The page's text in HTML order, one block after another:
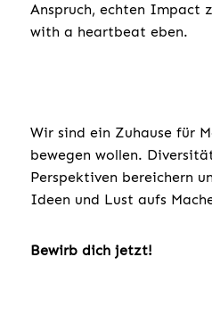
Anspruch, echten Impact
with a heartbeat eben.
Wir sind ein Zuhause für
bewegen wollen.
Perspektiven bereichern
Ideen und Lust aufs
Bewirb dich jetzt!